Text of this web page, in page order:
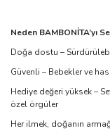
Neden BAMBONİTA’yı
Doğa dostu –
Güvenli – Bebekler ve
Hediye değeri yüksek –
özel örgüler
Her ilmek, doğanın